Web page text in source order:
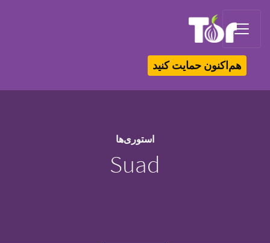
هم‌اکنون حمایت کنید
استوری‌ها
Suad